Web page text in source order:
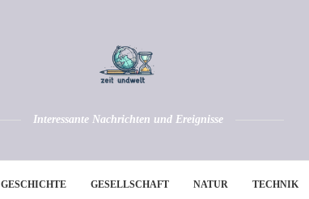
Interessante Nachrichten und Ereignisse
GESCHICHTE GESELLSCHAFT NATUR TECHNIK